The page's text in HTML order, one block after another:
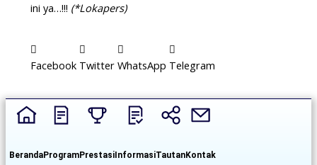
ini ya…!!! (*Lokapers)
Facebook Twitter WhatsApp Telegram
BerandaProgramPrestasiInformasiTautanKontak